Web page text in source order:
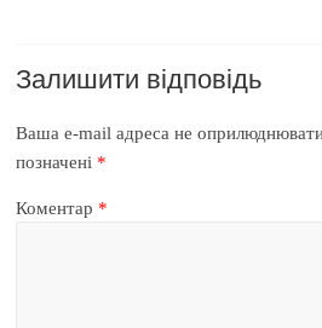
Залишити відповідь
Ваша e-mail адреса не
позначені *
Коментар *